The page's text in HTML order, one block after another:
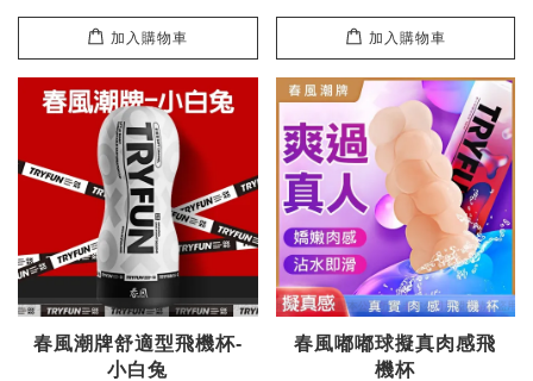
加入購物車 加入購物車
春風潮牌舒適型飛機杯-
小白兔
春風嘟嘟球擬真肉感飛
機杯